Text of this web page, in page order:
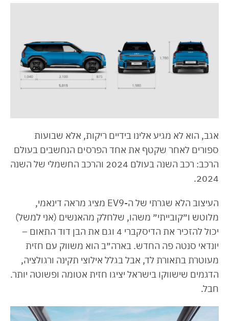
אגב, הוא לא מגיע אלינו בידיים ריקות, אלא שבועות
ספורים לאחר שקטף את אחד הפרסים הנחשבים בעולם
הרכב: רכב השנה בעולם 2024 והרכב החשמלי של השנה
2024.
העיצוב הלא שגרתי של ה-EV9 מציג מראה דינאמי,
מלוטש ו״קובייתי״ משהו, שלחלק מהאנשים (אני למשל)
יכול להזכיר את הדיסקברי 4 וגם את הבן דוד התאום –
יונדאי סנטה פה החדש. בארה״ב הוא משווק עם חזית
מעוטרת בתאורת לד, אבל בגלל אילוצי תקינה ורגולציה,
הדגמים שישווקו בישראל יציגו חזית אטומה ופשוטה יותר.
חבל.